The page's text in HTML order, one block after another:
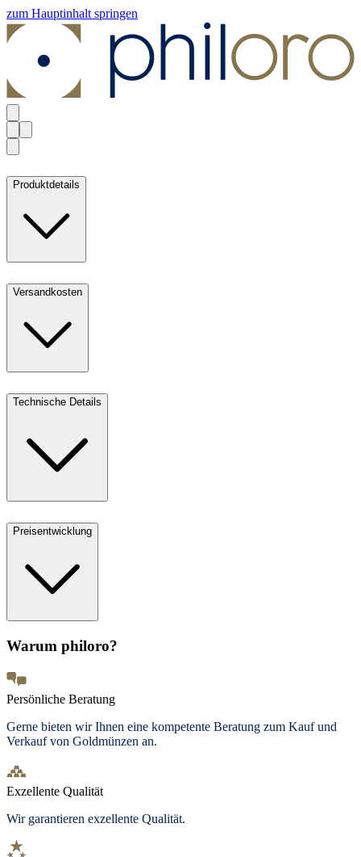
zum Hauptinhalt springen
Produktdetails
Versandkosten
Technische Details
Preisentwicklung
Warum philoro?
Persönliche Beratung
Gerne bieten wir Ihnen eine kompetente Beratung zum Kauf und
Verkauf von Goldmünzen an.
Exzellente Qualität
Wir garantieren exzellente Qualität.